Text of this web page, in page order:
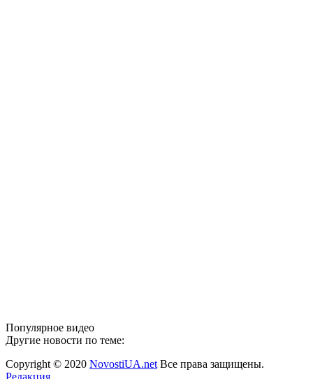
Популярное видео
Другие новости по теме:
Copyright © 2020 NovostiUA.net Все права защищены.
Редакция